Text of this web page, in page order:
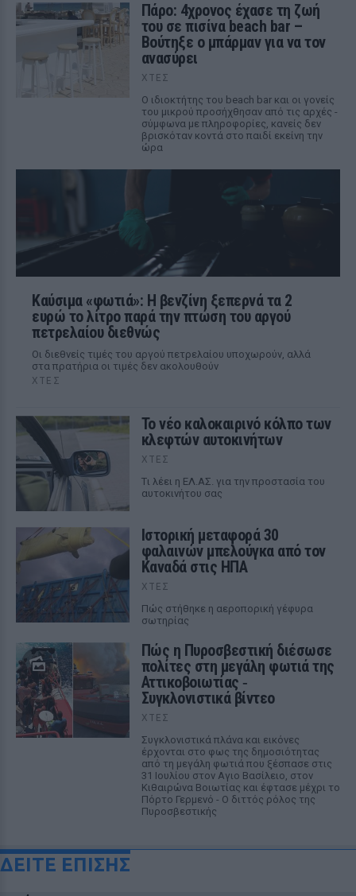
Πάρο: 4χρονος έχασε τη ζωή
του σε πισίνα beach bar –
Βούτηξε ο μπάρμαν για να τον
ανασύρει
ΧΤΕΣ
Ο ιδιοκτήτης του beach bar και οι γονείς
του μικρού προσήχθησαν από τις αρχές -
σύμφωνα με πληροφορίες, κανείς δεν
βρισκόταν κοντά στο παιδί εκείνη την
ώρα
Καύσιμα «φωτιά»: Η βενζίνη ξεπερνά τα 2
ευρώ το λίτρο παρά την πτώση του αργού
πετρελαίου διεθνώς
Οι διεθνείς τιμές του αργού πετρελαίου υποχωρούν, αλλά
στα πρατήρια οι τιμές δεν ακολουθούν
ΧΤΕΣ
Το νέο καλοκαιρινό κόλπο των
κλεφτών αυτοκινήτων
ΧΤΕΣ
Tι λέει η ΕΛ.ΑΣ. για την προστασία του
αυτοκινήτου σας
Ιστορική μεταφορά 30
φαλαινών μπελούγκα από τον
Καναδά στις ΗΠΑ
ΧΤΕΣ
Πώς στήθηκε η αεροπορική γέφυρα
σωτηρίας
Πώς η Πυροσβεστική διέσωσε
πολίτες στη μεγάλη φωτιά της
Αττικοβοιωτίας ‑
Συγκλονιστικά βίντεο
ΧΤΕΣ
Συγκλονιστικά πλάνα και εικόνες
έρχονται στο φως της δημοσιότητας
από τη μεγάλη φωτιά που ξέσπασε στις
31 Ιουλίου στον Αγιο Βασίλειο, στον
Κιθαιρώνα Βοιωτίας και έφτασε μέχρι το
Πόρτο Γερμενό - Ο διττός ρόλος της
Πυροσβεστικής
ΔΕΙΤΕ ΕΠΙΣΗΣ